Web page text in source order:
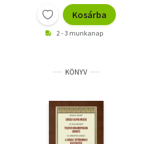
Kosárba
2 - 3 munkanap
KÖNYV